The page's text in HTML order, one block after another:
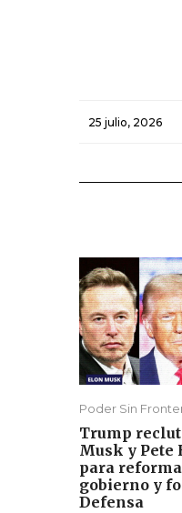
25 julio, 2026
Poder Sin
Trump
Musk y Pete
para
gobierno y
Defensa